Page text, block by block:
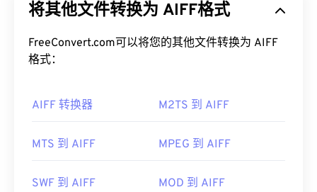
默认情况下，FLV 在Adob​​e 产品（即Animate
Creative Cloud(Animate CC) 和Flash）中打开。在
Adob​​e Flash 7 及更高版本中打开效果最佳。FLV 不
由于 FLV 基于开放标准，它可以在许多非 Adob​​e 产
品中打开。其他可以打开 FLV 的程序包括
Cloud 、Eltima Elmedia Player等。
它，尤其是 Apple 平台的用户。它是无损的
，这意
AIFF 文件占用更多空间。AIFF 可以定位循环点数据
和音符，这对音乐家来说非常有用。
如何打开 AIFF 文件？
iTunes中打开，具体取决于操作系统。其他可以打开
Winamp 和 Elmedia Player
。
将其他文件转换为 AIFF格式
FreeConvert.com可以将您的其他文件转换为 AIFF
格式：
AIFF 转换器 M2TS 到 AIFF
MTS 到 AIFF MPEG 到 AIFF
SWF 到 AIFF MOD 到 AIFF